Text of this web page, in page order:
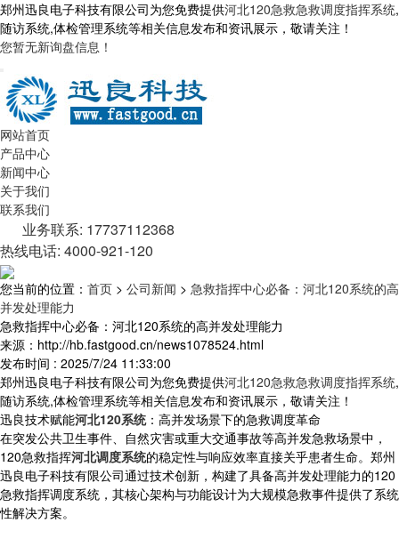
郑州迅良电子科技有限公司为您免费提供河北120急救急救调度指挥系统,
随访系统,体检管理系统等相关信息发布和资讯展示，敬请关注！
您暂无新询盘信息！
网站首页
产品中心
新闻中心
关于我们
联系我们
业务联系: 17737112368
热线电话: 4000-921-120
您当前的位置： 首页 > 公司新闻 > 急救指挥中心必备：河北120系统的高
并发处理能力
急救指挥中心必备：河北120系统的高并发处理能力
来源：http://hb.fastgood.cn/news1078524.html
发布时间 : 2025/7/24 11:33:00
郑州迅良电子科技有限公司为您免费提供河北120急救急救调度指挥系统,
随访系统,体检管理系统等相关信息发布和资讯展示，敬请关注！
迅良技术赋能河北120系统：高并发场景下的急救调度革命
在突发公共卫生事件、自然灾害或重大交通事故等高并发急救场景中，
120急救指挥河北调度系统的稳定性与响应效率直接关乎患者生命。郑州
迅良电子科技有限公司通过技术创新，构建了具备高并发处理能力的120
急救指挥调度系统，其核心架构与功能设计为大规模急救事件提供了系统
性解决方案。